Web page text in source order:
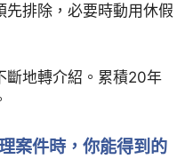
先排除，必要時動用休假
斷地轉介紹。累積20年
案件時，你能得到的